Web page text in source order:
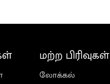
மற்ற பிரிவுகள்
லோக்கல்